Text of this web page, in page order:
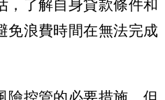
，了解自身貸款條件和
免浪費時間在無法完成